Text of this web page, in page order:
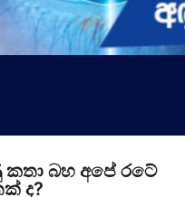
බහ අපේ රටේ
ද?